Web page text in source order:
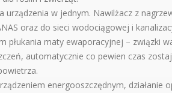
urządzenia w jednym. Nawilżacz z
oraz do sieci wodociągowej i
płukania maty ewaporacyjnej – związki
automatycznie co pewien czas
energooszczędnym,